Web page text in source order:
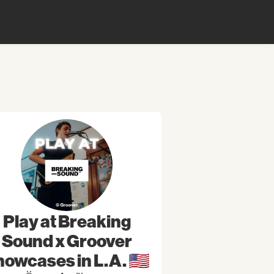
Play at Breaking
Sound x Groover
in L.A. 🇺🇸